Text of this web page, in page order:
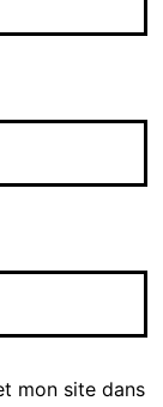
mon site dans